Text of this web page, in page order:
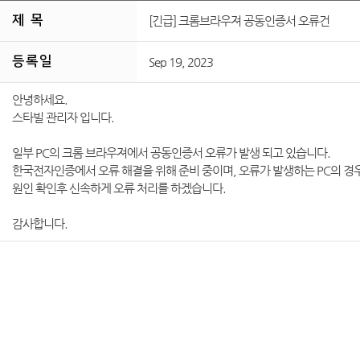
제 목 [긴급] 크롬브라우져 공동인증서 오류건
등 록 일 Sep 19, 2023
안녕하세요.
스타빌 관리자 입니다.
일부 PC의 크롬 브라우져에서 공동인증서 오류가 발생 되고 있습니다.
한국전자인증에서 오류 해결을 위해 준비 중이며, 오류가 발생하는 PC의
원인 확인후 신속하게 오류 처리를 하겠습니다.
감사합니다.